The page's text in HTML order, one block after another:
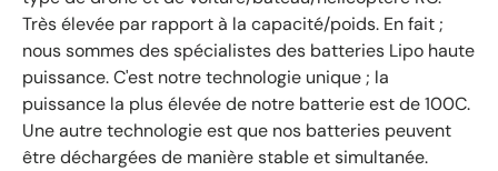
Très élevée par rapport à la capacité/poids. En fait ;
nous sommes des spécialistes des batteries Lipo haute
puissance. C'est notre technologie unique ; la
puissance la plus élevée de notre batterie est de 100C.
Une autre technologie est que nos batteries peuvent
être déchargées de manière stable et simultanée.